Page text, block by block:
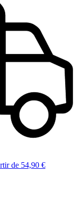
de 54,90 €